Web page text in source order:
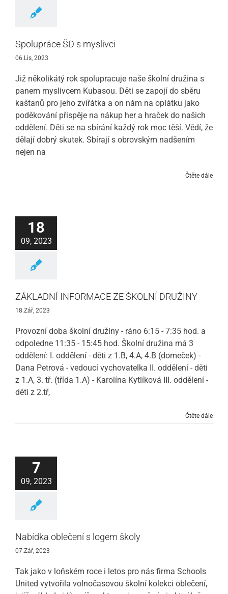
Spolupráce ŠD s myslivci
06.Lis, 2023
Již několikátý rok spolupracuje naše školní družina s
panem myslivcem Kubasou. Děti se zapojí do sběru
kaštanů pro jeho zvířátka a on nám na oplátku jako
poděkování přispěje na nákup her a hraček do našich
oddělení. Děti se na sbírání každý rok moc těší. Vědí, že
dělají dobrý skutek. Sbírají s obrovským nadšením
nejen na
Čtěte dále
18
09, 2023
ZÁKLADNÍ INFORMACE ZE ŠKOLNÍ DRUŽINY
18.Zář, 2023
Provozní doba školní družiny - ráno 6:15 - 7:35 hod. a
odpoledne 11:35 - 15:45 hod. Školní družina má 3
oddělení: I. oddělení - děti z 1.B, 4.A, 4.B (domeček) -
Dana Petrová - vedoucí vychovatelka II. oddělení - děti
z 1.A, 3. tř. (třída 1.A) - Karolína Kytlíková III. oddělení -
děti z 2.tř,
Čtěte dále
7
09, 2023
Nabídka oblečení s logem školy
07.Zář, 2023
Tak jako v loňském roce i letos pro nás firma Schools
United vytvořila volnočasovou školní kolekci oblečení,